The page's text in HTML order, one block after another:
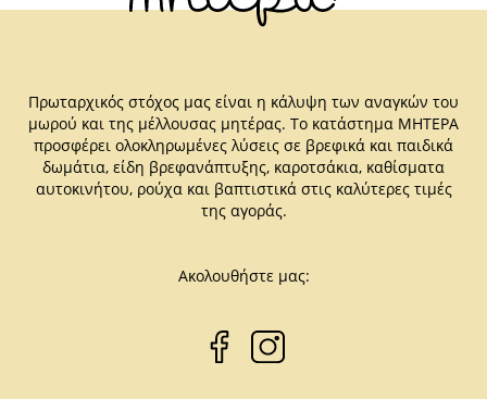
Πρωταρχικός στόχος μας είναι η κάλυψη των αναγκών του
μωρού και της μέλλουσας μητέρας. Το κατάστημα ΜΗΤΕΡΑ
προσφέρει ολοκληρωμένες λύσεις σε βρεφικά και παιδικά
δωμάτια, είδη βρεφανάπτυξης, καροτσάκια, καθίσματα
αυτοκινήτου, ρούχα και βαπτιστικά στις καλύτερες τιμές
της αγοράς.
Ακολουθήστε μας: